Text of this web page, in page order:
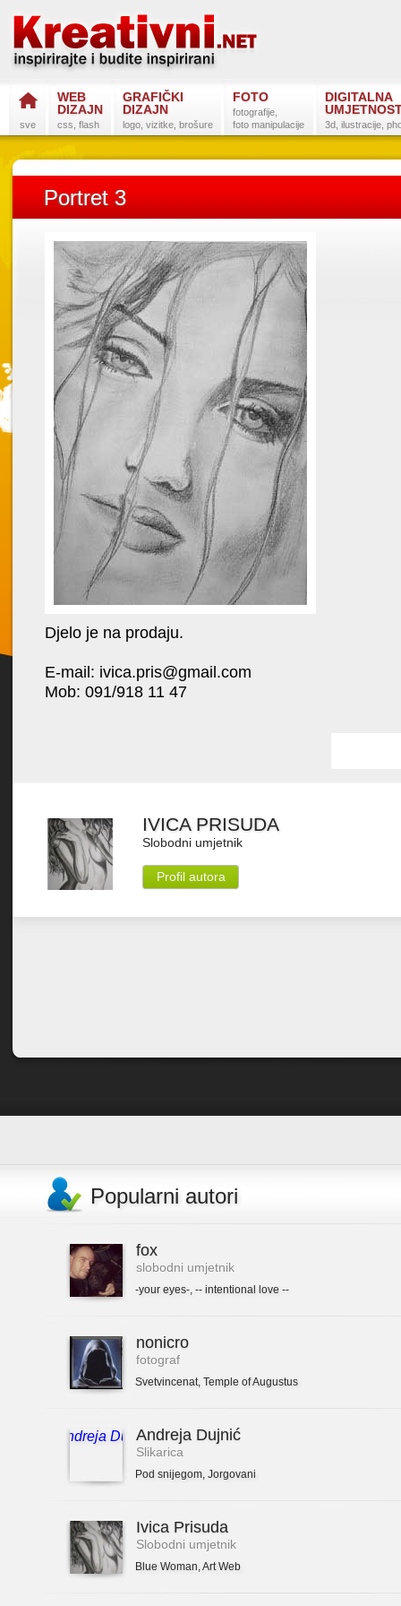
sve
WEB
DIZAJN
css, flash
GRAFIČKI
DIZAJN
logo, vizitke, brošure
FOTO
fotografije,
foto manipulacije
DIGITALNA
3d, ilustracije,
Portret 3
Djelo je na prodaju.
E-mail: ivica.pris@gmail.com
Mob: 091/918 11 47
IVICA PRISUDA
Slobodni umjetnik
Profil autora
Popularni autori
fox
slobodni umjetnik
-your eyes-, -- intentional love --
nonicro
fotograf
Svetvincenat, Temple of Augustus
Andreja Dujnić
Slikarica
Pod snijegom, Jorgovani
Ivica Prisuda
Slobodni umjetnik
Blue Woman,Art Web